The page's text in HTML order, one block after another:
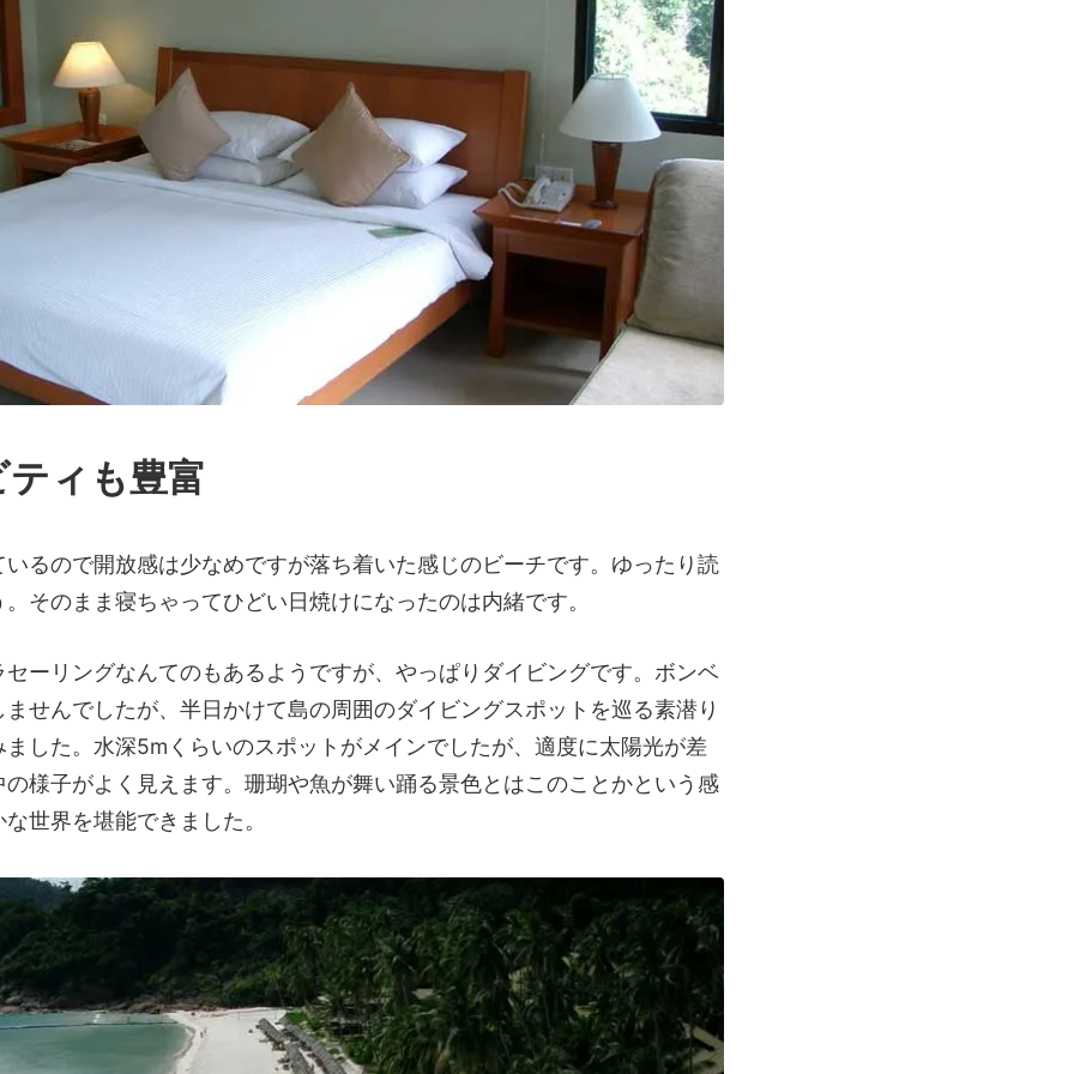
ィも豊富
るので開放感は少なめですが落ち着いた感じのビーチです。ゆったり読
そのまま寝ちゃってひどい日焼けになったのは内緒です。
ーリングなんてのもあるようですが、やっぱりダイビングです。ボンベ
せんでしたが、半日かけて島の周囲のダイビングスポットを巡る素潜り
した。水深5mくらいのスポットがメインでしたが、適度に太陽光が差
様子がよく見えます。珊瑚や魚が舞い踊る景色とはこのことかという感
世界を堪能できました。